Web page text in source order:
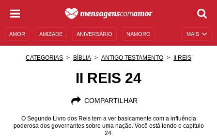
MAIS
AMOR AMIZADE ANIVERSÁRIO NAMORO
CATEGORIAS BÍBLIA ANTIGO TESTAMENTO II REIS
II REIS 24
COMPARTILHAR
O Segundo Livro dos Reis tem a ver basicamente com a influência
poderosa dos governantes sobre uma nação. Você está lendo o capítulo
24.